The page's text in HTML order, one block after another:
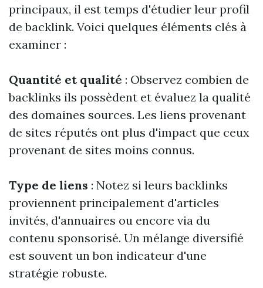
principaux, il est temps d'étudier leur profil
de backlink. Voici quelques éléments clés à
examiner :
Quantité et qualité : Observez combien de
backlinks ils possèdent et évaluez la qualité
des domaines sources. Les liens provenant
de sites réputés ont plus d'impact que ceux
provenant de sites moins connus.
Type de liens : Notez si leurs backlinks
proviennent principalement d'articles
invités, d'annuaires ou encore via du
contenu sponsorisé. Un mélange diversifié
est souvent un bon indicateur d'une
stratégie robuste.